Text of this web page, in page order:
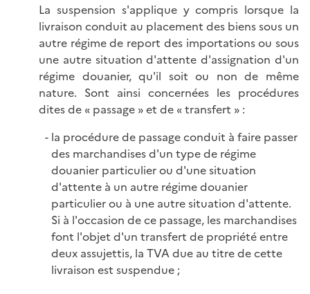
La suspension s'applique y compris lorsque la
livraison conduit au placement des biens sous un
autre régime de report des importations ou sous
une autre situation d'attente d'assignation d'un
régime douanier, qu'il soit ou non de même
nature. Sont ainsi concernées les procédures
dites de « passage » et de « transfert » :
la procédure de passage conduit à faire passer
des marchandises d'un type de régime
douanier particulier ou d'une situation
d'attente à un autre régime douanier
particulier ou à une autre situation d'attente.
Si à l'occasion de ce passage, les marchandises
font l'objet d'un transfert de propriété entre
deux assujettis, la TVA due au titre de cette
livraison est suspendue ;